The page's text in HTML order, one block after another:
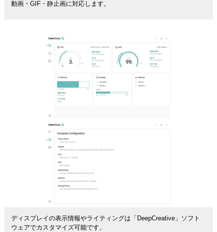
動画・GIF・静止画に対応します。
ディスプレイの表示情報やライティングは「DeepCreative」ソフト
ウェアでカスタマイズ可能です。